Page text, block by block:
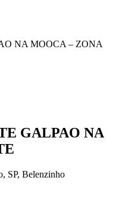
GALPAO NA
SP, Belenzinho